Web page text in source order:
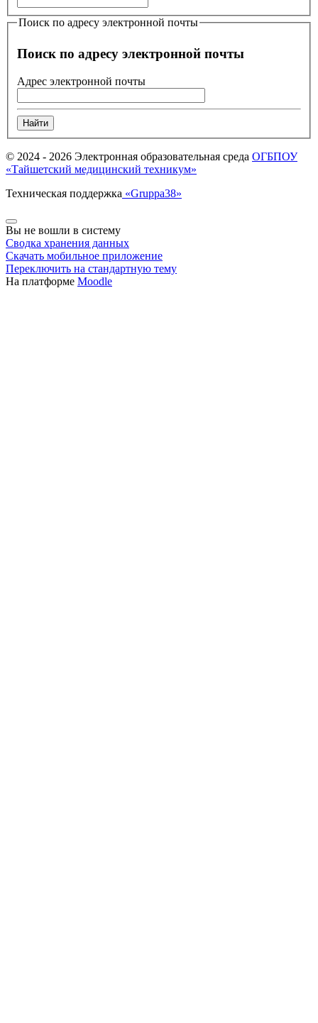
Поиск по адресу электронной почты
Поиск по адресу электронной почты
Адрес электронной почты
© 2024 - 2026 Электронная образовательная среда ОГБПОУ
«Тайшетский медицинский техникум»
Техническая поддержка «Gruppa38»
Вы не вошли в систему
Сводка хранения данных
Скачать мобильное приложение
Переключить на стандартную тему
На платформе Moodle